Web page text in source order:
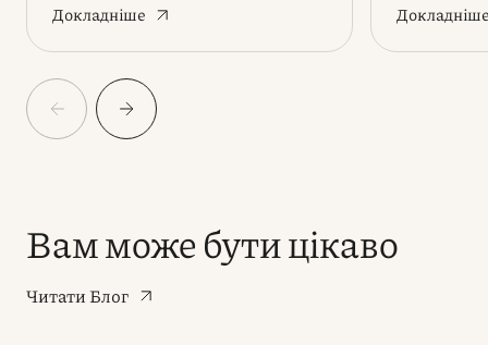
Докладніше Докладніше
Вам може бути цікаво
Читати Блог